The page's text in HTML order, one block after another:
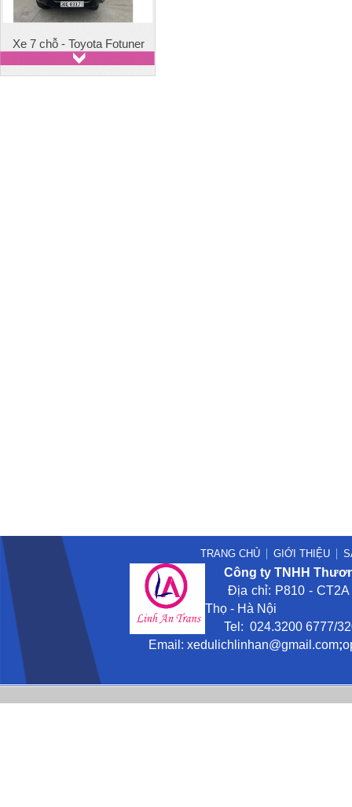
Xe 7 chỗ - Toyota Fotuner
TRANG CHỦ GIỚI THIỆU
Công ty TNHH
Địa chỉ: P810 - CT2A
Thọ - Hà Nội
Tel: 024.3200 6777/
Email: xedulichlinhan@gmail .com;